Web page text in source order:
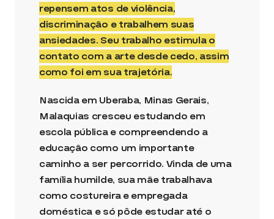
repensem atos de violência,
discriminação e trabalhem suas
ansiedades. Seu trabalho estimula o
contato com a arte desde cedo, assim
como foi em sua trajetória.
Nascida em Uberaba, Minas Gerais,
Malaquias cresceu estudando em
escola pública e compreendendo a
educação como um importante
caminho a ser percorrido. Vinda de uma
família humilde, sua mãe trabalhava
como costureira e empregada
doméstica e só pôde estudar até o